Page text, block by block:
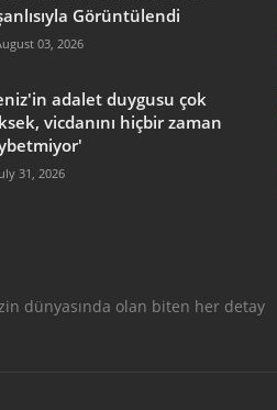
Görüntülendi
03, 2026
adalet duygusu çok
vicdanını hiçbir zaman
31, 2026
dünyasında olan biten her detay